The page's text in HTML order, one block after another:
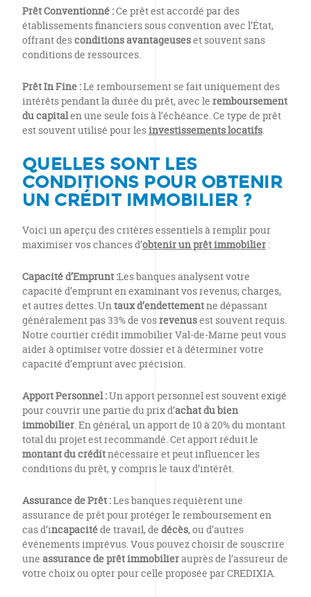
Prêt Conventionné :Ce prêt est accordé par des
établissements financiers sous convention avec l’État,
offrant desconditions avantageuseset souvent sans
conditions de ressources.
Prêt In Fine :Le remboursement se fait uniquement des
intérêts pendant la durée du prêt, avec le remboursement
du capitalen une seule fois à l’échéance. Ce type de prêt
est souvent utilisé pour lesinvestissements locatifs.
QUELLES SONT LES
CONDITIONS POUR OBTENIR
UN CRÉDIT IMMOBILIER ?
Voici un aperçu des critères essentiels à remplir pour
maximiser vos chances d’obtenir un prêt immobilier :
Capacité d’Emprunt :Les banques analysent votre
capacité d’emprunt en examinant vos revenus, charges,
et autres dettes. Untaux d’endettementne dépassant
généralement pas 33% de vosrevenusest souvent requis.
Notre courtier crédit immobilier Val-de-Marne peut vous
aider à optimiser votre dossier et à déterminer votre
capacité d’emprunt avec précision.
Apport Personnel :Un apport personnel est souvent exigé
pour couvrir une partie du prix d’achat du bien
immobilier. En général, un apport de 10 à 20% du montant
total du projet est recommandé. Cet apport réduit le
montant du créditnécessaire et peut influencer les
conditions du prêt, y compris le taux d’intérêt.
Assurance de Prêt :Les banques requièrent une
assurance de prêt pour protéger le remboursement en
cas d’incapacitéde travail, de décès, ou d’autres
événements imprévus. Vous pouvez choisir de souscrire
une assurance de prêt immobilierauprès de l’assureur de
votre choix ou opter pour celle proposée par CREDIXIA.